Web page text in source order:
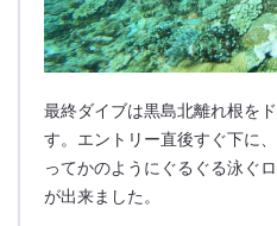
最終ダイブは黒島北離れ根を
す。エントリー直後すぐ下に
ってかのようにぐるぐる泳ぐ
が出来ました。